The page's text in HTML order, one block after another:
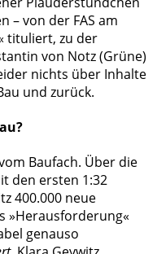
– von der FAS am
tituliert, zu der
von Notz (Grüne)
nichts über Inhalte
und zurück.
Baufach. Über die
den ersten 1:32
400.000 neue
»Herausforderung«
genauso